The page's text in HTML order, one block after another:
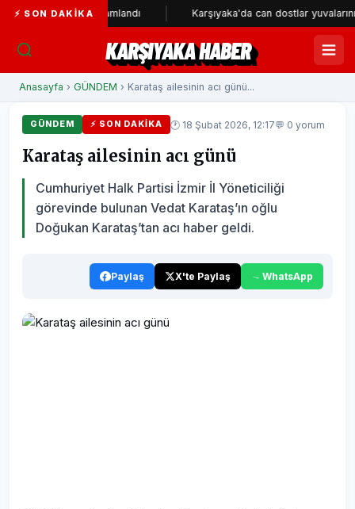
⚡ SON DAKIKA
tamamlandı Karşıyaka'da can dostlar yuvalarını bekliyor
KARŞIYAKA HABER
Anasayfa › GÜNDEM › Karataş ailesinin acı günü...
GÜNDEM ⚡ SON DAKIKA 🕐 18 Şubat 2026, 12:17💬 0 yorum
Karataş ailesinin acı günü
Cumhuriyet Halk Partisi İzmir İl Yöneticiliği
görevinde bulunan Vedat Karataş’ın oğlu
Doğukan Karataş’tan acı haber geldi.
Paylaş X'te Paylaş WhatsApp